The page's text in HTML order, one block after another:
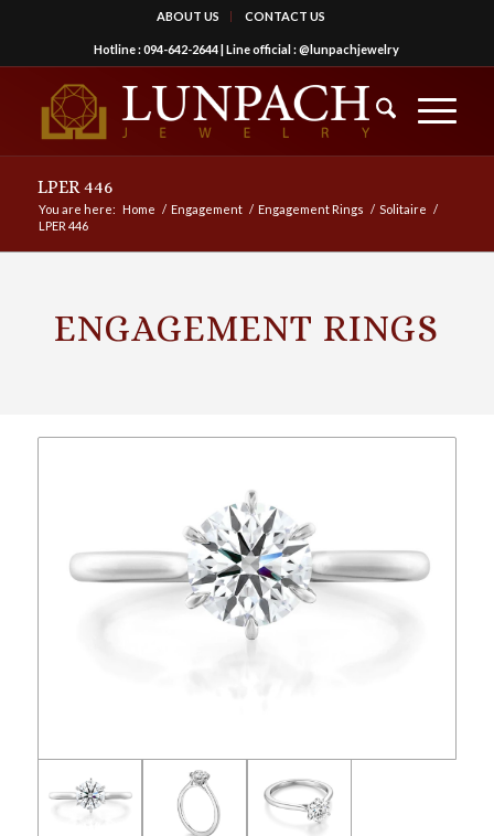
ABOUT US CONTACT US
Hotline :094-642-2644| Line official :@lunpachjewelry
LPER 446
You are here: Home / Engagement / Engagement Rings / Solitaire /
LPER 446
ENGAGEMENT RINGS